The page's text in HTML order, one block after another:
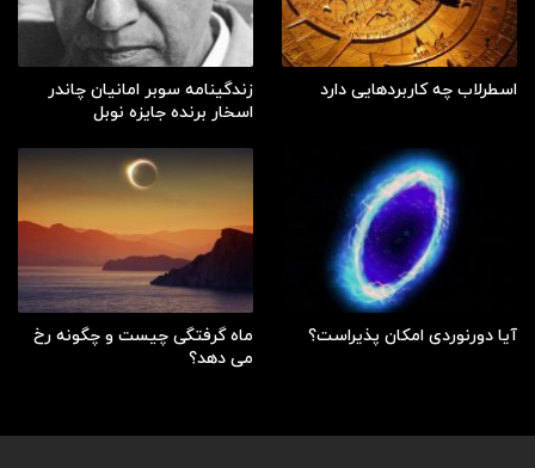
اسطرلاب چه کاربردهایی دارد
زندگینامه سوبر امانیان چاندر
اسخار برنده جایزه نوبل
آیا دورنوردی امکان پذیراست؟
ماه گرفتگی چیست و چگونه رخ
می دهد؟